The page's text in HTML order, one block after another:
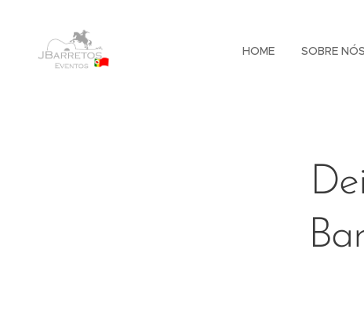
HOME SOBRE NÓS